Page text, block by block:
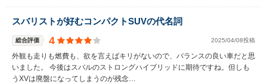
スバリストが好むコンパクトSUVの代名詞
総合評価 4 2025/04/08投稿
外観も走りも燃費も、欲を言えばキリがないので、バランスの良い車だと思
いました。 今後はスバルのストロングハイブリッドに期待ですね。但しも
うXVは廃盤になってしまうのが残念…